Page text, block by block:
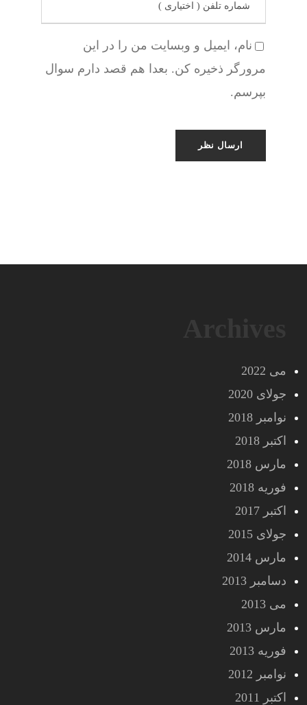
نام، ایمیل و وبسایت من را در این
مرورگر ذخیره کن. بعدا هم قصد دارم سوال
بپرسم.
می 2022
جولای 2020
نوامبر 2018
اکتبر 2018
مارس 2018
فوریه 2018
اکتبر 2017
جولای 2015
مارس 2014
دسامبر 2013
می 2013
مارس 2013
فوریه 2013
نوامبر 2012
اکتبر 2011